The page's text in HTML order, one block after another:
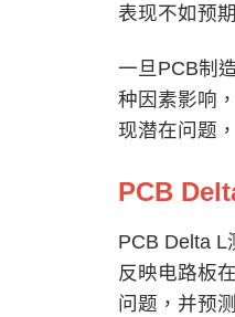
表现不如预
一旦PCB制
种因素影响
现潜在问题
PCB
PCB Delta L
反映电路板
问题，并预